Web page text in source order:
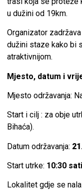
u dužini od 19km.
Organizator
dužini staze kako bi
atraktivnijom.
Mjesto, datum i
Mjesto održavanja:
Start i cilj : za obje
Bihaća).
Datum održavanja: 21
Start utrke: 10:30 sati
Lokalitet gdje se